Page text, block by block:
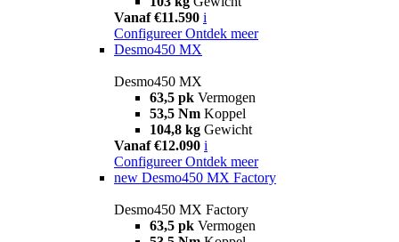
Vanaf €11.590 i
Configureer Ontdek meer
Desmo450 MX
Desmo450 MX
63,5 pk Vermogen
53,5 Nm Koppel
104,8 kg Gewicht
Vanaf €12.090 i
Configureer Ontdek meer
new Desmo450 MX Factory
Desmo450 MX Factory
63,5 pk Vermogen